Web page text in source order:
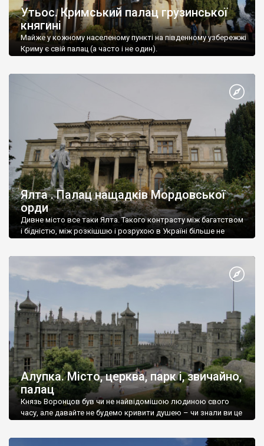
Утьос. Кримський палац грузинської
княгині
Майже у кожному населеному пункті на південному узбережжі
Криму є свій палац (а часто і не один).
Ялта . Палац нащадків Мордовської
орди
Дивне місто все таки Ялта. Такого контрасту між багатством
і бідністю, між розкішшю і розрухою в Україні більше не
Алупка. Місто, церква, парк і, звичайно,
палац
Князь Воронцов був чи не найвідомішою людиною свого
часу, але давайте не будемо кривити душею – чи знали ви це